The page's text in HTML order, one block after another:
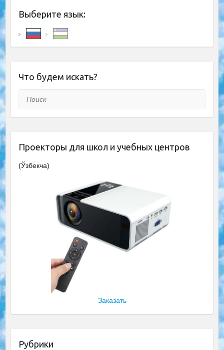
Выберите язык:
Что будем искать?
Поиск
Проекторы для школ и учебных центров
(Ўзбекча)
Заказать
Рубрики